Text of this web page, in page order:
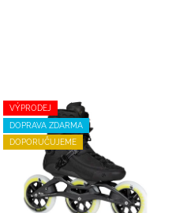
VÝPRODEJ
DOPRAVA ZDARMA
DOPORUČUJEME